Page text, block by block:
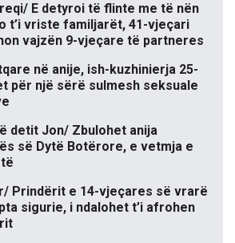
E detyroi të flinte me të nën
t’i vriste familjarët, 41-vjeçari
vajzën 9-vjeçare të partneres
në anije, ish-kuzhinierja 25-
për një sërë sulmesh seksuale
detit Jon/ Zbulohet anija
së Dytë Botërore, e vetmja e
Prindërit e 14-vjeçares së vrarë
sigurie, i ndalohet t’i afrohen